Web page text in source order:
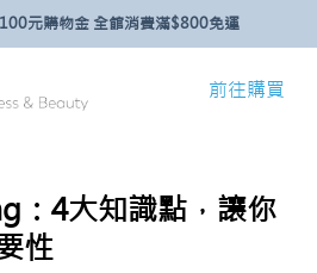
元購物金 全館消費滿$800免運
前往購買
：4大知識點，讓你
性